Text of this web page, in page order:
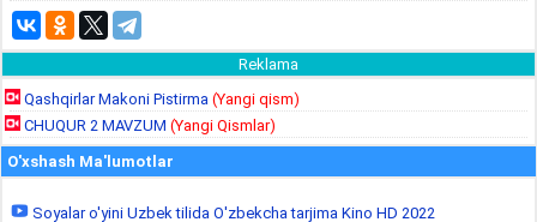
Reklama
Qashqirlar Makoni Pistirma (Yangi qism)
CHUQUR 2 MAVZUM (Yangi Qismlar)
O'xshash Ma'lumotlar
Soyalar o'yini Uzbek tilida O'zbekcha tarjima Kino HD 2022